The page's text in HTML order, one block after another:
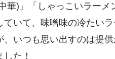
華)」「しゃっこいラー
ていて、味噌味の冷たい
、いつも思い出すのは提
た！